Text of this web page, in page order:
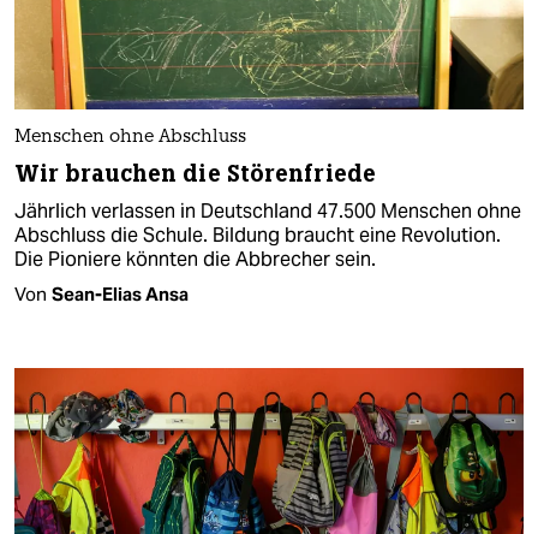
Menschen ohne Abschluss
Wir brauchen die Störenfriede
Jährlich verlassen in Deutschland 47.500 Menschen ohne
Abschluss die Schule. Bildung braucht eine Revolution.
Die Pioniere könnten die Abbrecher sein.
Von Sean-Elias Ansa